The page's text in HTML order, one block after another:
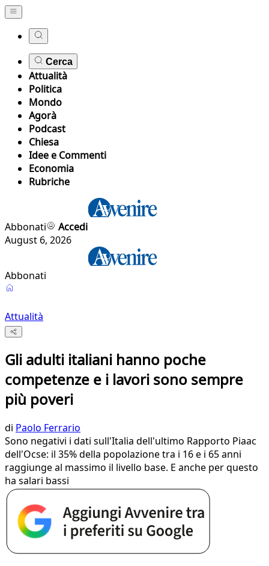
Cerca
Attualità
Politica
Mondo
Agorà
Podcast
Chiesa
Idee e Commenti
Economia
Rubriche
Abbonati
Accedi
August 6, 2026
Abbonati
Attualità
Gli adulti italiani hanno poche
competenze e i lavori sono sempre
più poveri
di Paolo Ferrario
Sono negativi i dati sull'Italia dell'ultimo Rapporto Piaac
dell'Ocse: il 35% della popolazione tra i 16 e i 65 anni
raggiunge al massimo il livello base. E anche per questo
ha salari bassi